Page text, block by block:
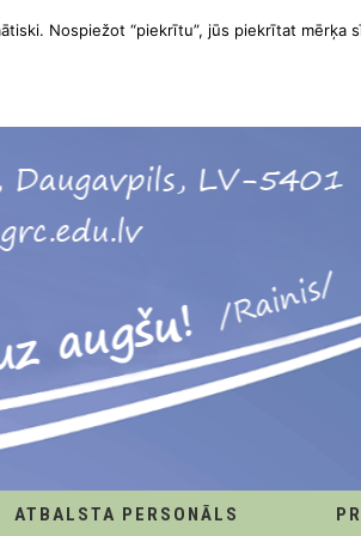
ATBALSTA PERSONĀLS
Nospiežot “piekrītu”, jūs piekrītat mērķa